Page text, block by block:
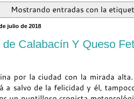
Mostrando entradas con la
julio de 2018
de Calabacín Y Queso
por la ciudad con la mirada
a salvo de la felicidad y él,